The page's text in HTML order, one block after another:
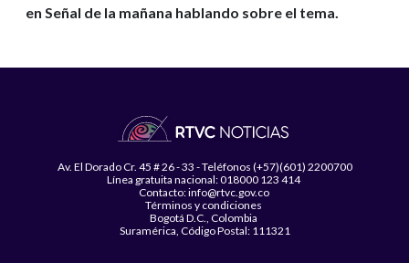
en Señal de la mañana hablando sobre el tema.
Av. El Dorado Cr. 45 # 26 - 33 - Teléfonos (+57)(601) 2200700
Línea gratuita nacional: 018000 123 414
Contacto: info@rtvc.gov.co
Términos y condiciones
Bogotá D.C., Colombia
Suramérica, Código Postal: 111321